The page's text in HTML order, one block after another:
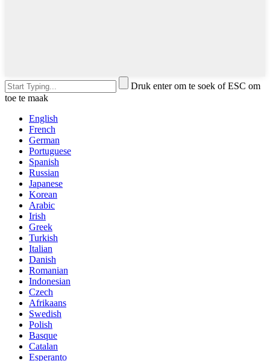
Druk enter om te soek of ESC om
toe te maak
English
French
German
Portuguese
Spanish
Russian
Japanese
Korean
Arabic
Irish
Greek
Turkish
Italian
Danish
Romanian
Indonesian
Czech
Afrikaans
Swedish
Polish
Basque
Catalan
Esperanto